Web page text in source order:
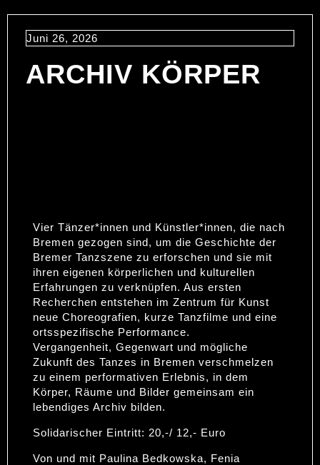
Juni 26, 2026
ARCHIV KÖRPER
Vier Tänzer*innen und Künstler*innen, die nach
Bremen gezogen sind, um die Geschichte der
Bremer Tanzszene zu erforschen und sie mit
ihren eigenen körperlichen und kulturellen
Erfahrungen zu verknüpfen. Aus ersten
Recherchen entstehen im Zentrum für Kunst
neue Choreografien, kurze Tanzfilme und eine
ortsspezifische Performance.
Vergangenheit, Gegenwart und mögliche
Zukunft des Tanzes in Bremen verschmelzen
zu einem performativen Erlebnis, in dem
Körper, Räume und Bilder gemeinsam ein
lebendiges Archiv bilden.
Solidarischer Eintritt: 20,-/ 12,- Euro
Von und mit Paulina Bedkowska, Fenia